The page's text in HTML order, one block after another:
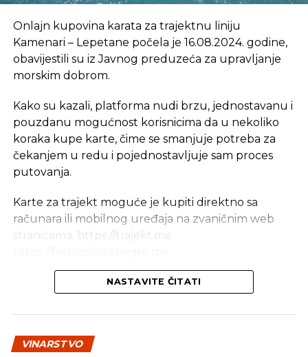
Wizz Air-a takođe napominje da dostupnost
sjedišta nije garantovana za članove i da će zavisiti
od„različitih spoljašnjih i unutrašnjih
faktora“.BIZLife
NE PROPUSTITE
Počela onlajn prodaja karata za trajektnu
liniju Kamenari – Lepetane
Onlajn kupovina karata za trajektnu liniju
Kamenari – Lepetane počela je 16.08.2024. godine,
obavijestili su iz Javnog preduzeća za upravljanje
morskim dobrom.
Kako su kazali, platforma nudi brzu, jednostavanu i
pouzdanu mogućnost korisnicima da u nekoliko
koraka kupe karte, čime se smanjuje potreba za
čekanjem u redu i pojednostavljuje sam proces
putovanja.
Karte za trajekt moguće je kupiti direktno sa
računara ili mobilnog uređaja na zvaničnim web
stranicama: https://trajekt.me
– Ova inicijativa u saradnji sa M&I Systems
u modernizaciji i digitalizaciji naših usluga,
kupovinu karata putem interneta. Naš cilj je da
NASTAVITE ČITATI
VINARSTVO